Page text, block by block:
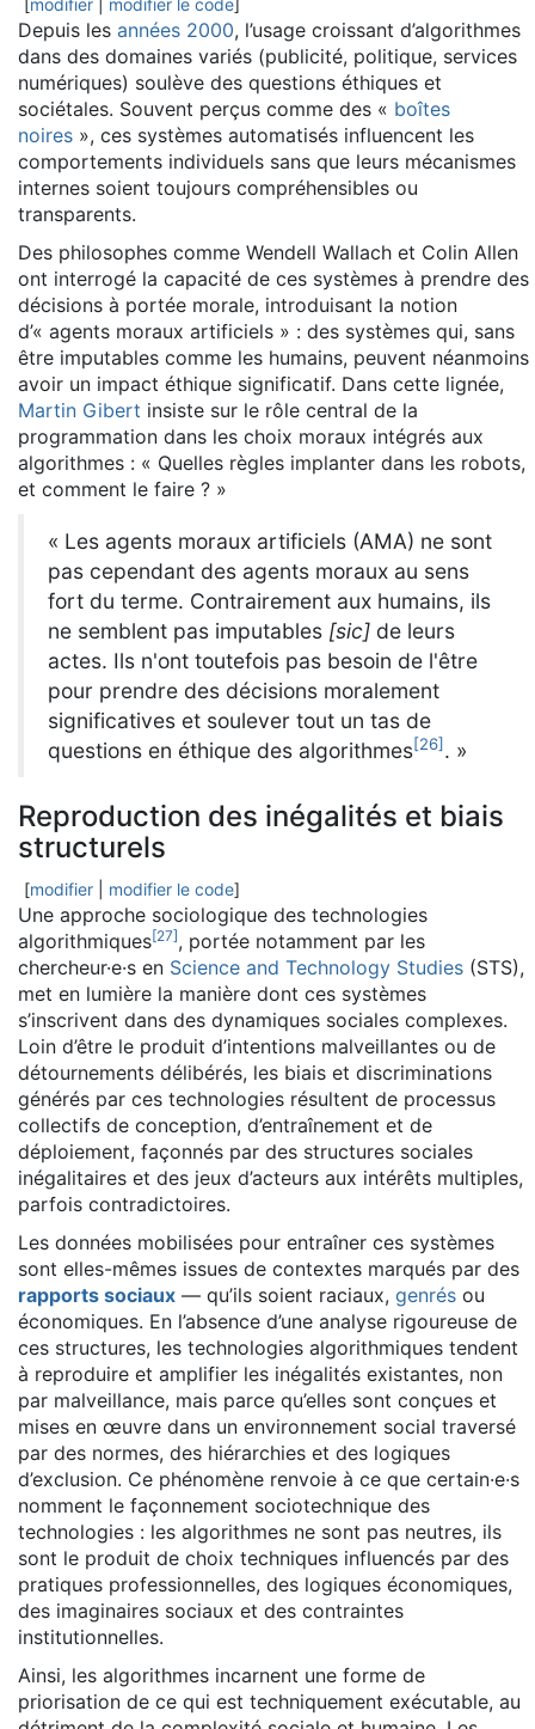
[modifier modifier le code]
Depuis les années 2000, l’usage croissant d’algorithmes
dans des domaines variés (publicité, politique, services
numériques) soulève des questions éthiques et
sociétales. Souvent perçus comme des « boîtes
noires », ces systèmes automatisés influencent les
comportements individuels sans que leurs mécanismes
internes soient toujours compréhensibles ou
transparents.
Des philosophes comme Wendell Wallach et Colin Allen
ont interrogé la capacité de ces systèmes à prendre des
décisions à portée morale, introduisant la notion
d’« agents moraux artificiels » : des systèmes qui, sans
être imputables comme les humains, peuvent néanmoins
avoir un impact éthique significatif. Dans cette lignée,
Martin Gibert insiste sur le rôle central de la
programmation dans les choix moraux intégrés aux
algorithmes : « Quelles règles implanter dans les robots,
et comment le faire ? »
« Les agents moraux artificiels (AMA) ne sont
pas cependant des agents moraux au sens
fort du terme. Contrairement aux humains, ils
ne semblent pas imputables [sic] de leurs
actes. Ils n'ont toutefois pas besoin de l'être
pour prendre des décisions moralement
significatives et soulever tout un tas de
questions en éthique des algorithmes[26]. »
Reproduction des inégalités et biais
structurels
[modifier modifier le code]
Une approche sociologique des technologies
algorithmiques[27], portée notamment par les
chercheur·e·s en Science and Technology Studies (STS),
met en lumière la manière dont ces systèmes
s’inscrivent dans des dynamiques sociales complexes.
Loin d’être le produit d’intentions malveillantes ou de
détournements délibérés, les biais et discriminations
générés par ces technologies résultent de processus
collectifs de conception, d’entraînement et de
déploiement, façonnés par des structures sociales
inégalitaires et des jeux d’acteurs aux intérêts multiples,
parfois contradictoires.
Les données mobilisées pour entraîner ces systèmes
sont elles-mêmes issues de contextes marqués par des
rapports sociaux — qu’ils soient raciaux, genrés ou
économiques. En l’absence d’une analyse rigoureuse de
ces structures, les technologies algorithmiques tendent
à reproduire et amplifier les inégalités existantes, non
par malveillance, mais parce qu’elles sont conçues et
mises en œuvre dans un environnement social traversé
par des normes, des hiérarchies et des logiques
d’exclusion. Ce phénomène renvoie à ce que certain·e·s
nomment le façonnement sociotechnique des
technologies : les algorithmes ne sont pas neutres, ils
sont le produit de choix techniques influencés par des
pratiques professionnelles, des logiques économiques,
des imaginaires sociaux et des contraintes
institutionnelles.
Ainsi, les algorithmes incarnent une forme de
priorisation de ce qui est techniquement exécutable, au